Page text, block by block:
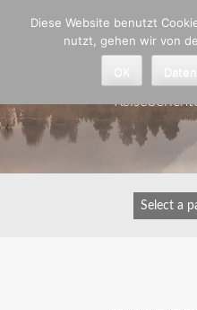
Astrid
Diese Website benutzt
nutzt, gehen wir von